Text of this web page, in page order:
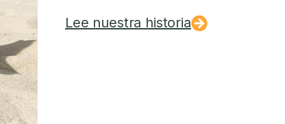
Lee nuestra historia